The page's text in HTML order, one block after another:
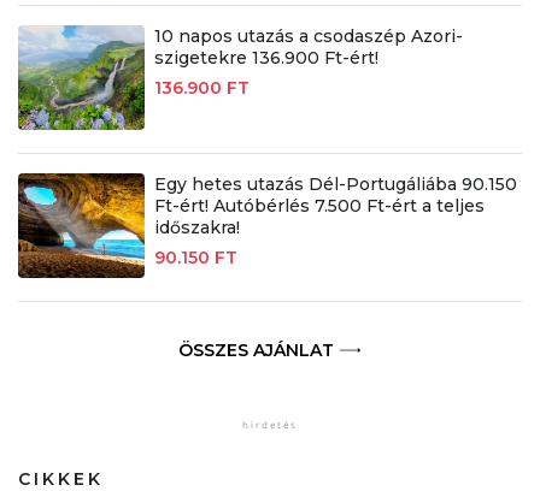
10 napos utazás a csodaszép Azori-
szigetekre 136.900 Ft-ért!
136.900 FT
Egy hetes utazás Dél-Portugáliába 90.150
Ft-ért! Autóbérlés 7.500 Ft-ért a teljes
időszakra!
90.150 FT
ÖSSZES AJÁNLAT
CIKKEK